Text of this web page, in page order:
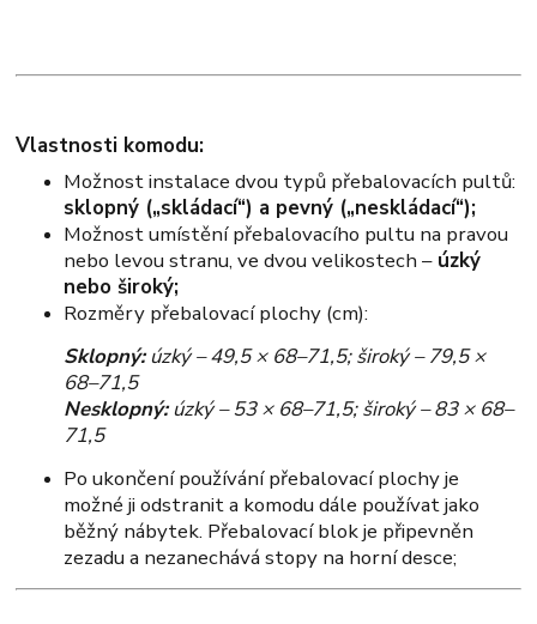
Vlastnosti komodu:
Možnost instalace dvou typů přebalovacích pultů:
sklopný („skládací“) a pevný („neskládací“);
Možnost umístění přebalovacího pultu na pravou
nebo levou stranu, ve dvou velikostech –úzký
nebo široký;
Rozměry přebalovací plochy (cm):
Sklopný:úzký – 49,5 × 68–71,5; široký – 79,5 ×
68–71,5
Nesklopný:úzký – 53 × 68–71,5; široký – 83 × 68–
71,5
Po ukončení používání přebalovací plochy je
možné ji odstranit a komodu dále používat jako
běžný nábytek. Přebalovací blok je připevněn
zezadu a nezanechává stopy na horní desce;